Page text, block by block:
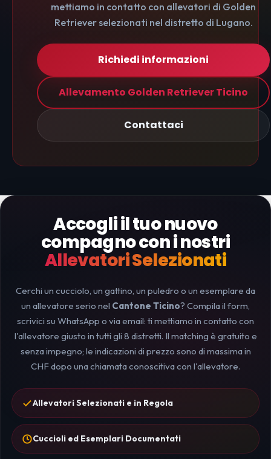
mettiamo in contatto con allevatori di Golden
Retriever selezionati nel distretto di Lugano.
Richiedi informazioni
Allevamento Golden Retriever Ticino
Contattaci
Accogli il tuo nuovo
compagno con i nostri
Allevatori Selezionati
Cerchi un cucciolo, un gattino, un puledro o un esemplare da
un allevatore serio nel Cantone Ticino? Compila il form,
scrivici su WhatsApp o via email: ti mettiamo in contatto con
l'allevatore giusto in tutti gli 8 distretti. Il matching è gratuito e
senza impegno; le indicazioni di prezzo sono di massima in
CHF dopo una chiamata conoscitiva con l'allevatore.
Allevatori Selezionati e in Regola
Cuccioli ed Esemplari Documentati